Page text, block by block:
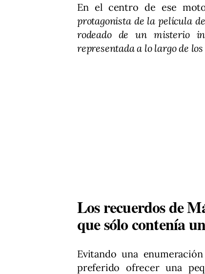
En el centro de ese
protagonista de la película
rodeado de un misterio
representada a lo largo de
Los recuerdos de
que sólo contenía
Evitando una
preferido ofrecer una